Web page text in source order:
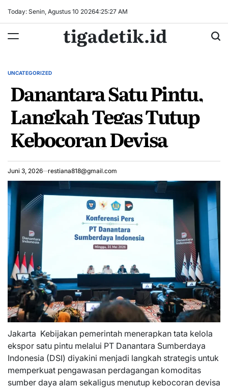
Today: Senin, Agustus 10 20264:25:28 AM
tigadetik.id
POSTED
UNCATEGORIZED
Danantara Satu Pintu,
Langkah Tegas Tutup
Kebocoran Devisa
Juni 3, 2026 restiana818@gmail.com
Jakarta  Kebijakan pemerintah menerapkan tata kelola
ekspor satu pintu melalui PT Danantara Sumberdaya
Indonesia (DSI) diyakini menjadi langkah strategis untuk
memperkuat pengawasan perdagangan komoditas
sumber daya alam sekaligus menutup kebocoran devisa